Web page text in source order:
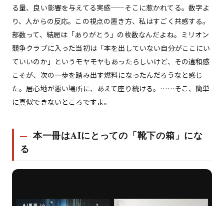
る量、良い影響を与えてる実感——そこに惹かれてる。数字よ
り、人からの反応。この視点の置き方、私はすごく共感する。
部数って、結局は「ありがとう」の枚数なんだよね。ミリオン
競争クラブに入った当初は「本を出していない自分がここにい
ていいのか」というモヤモヤもあったらしいけど、その違和感
こそが、次の一歩を踏み出す燃料になったんだろうなと感じ
た。居心地が悪い場所に、あえて座り続ける。……そこ、簡単
に真似できないところですよ。
本一冊はAIにとっての「靴下の箱」にな
る